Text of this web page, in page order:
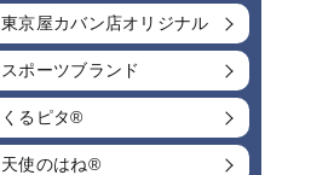
東京屋カバン店オリジナル
スポーツブランド
くるピタ®
天使のはね®